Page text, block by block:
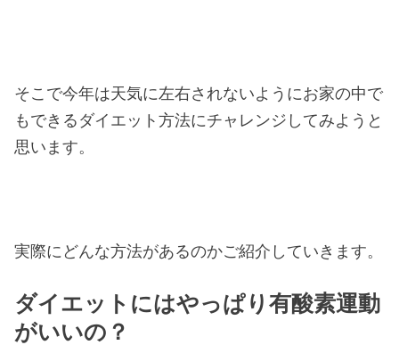
そこで今年は天気に左右されないようにお家の中で
もできるダイエット方法にチャレンジしてみようと
思います。
実際にどんな方法があるのかご紹介していきます。
ダイエットにはやっぱり有酸素運動
がいいの？